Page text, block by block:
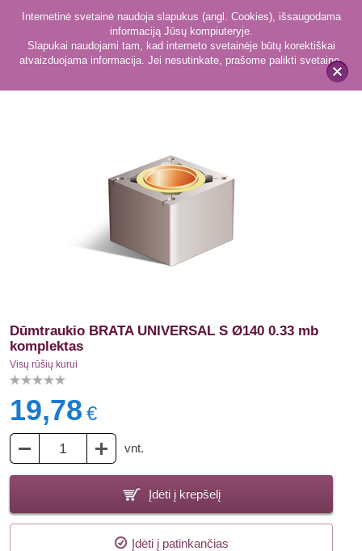
x
Internetinė svetainė naudoja slapukus (angl. Cookies), išsaugodama
informaciją Jūsų kompiuteryje.
Slapukai naudojami tam, kad interneto svetainėje būtų korektiškai
atvaizduojama informacija. Jei nesutinkate, prašome palikti svetainę.
Visų rūšių kurui 50
Dūmtraukio BRATA UNIVERSAL S Ø140 0.33 mb
komplektas
Visų rūšių kurui
19,78 €
vnt.
Įdėti į krepšelį
Įdėti į patinkančias